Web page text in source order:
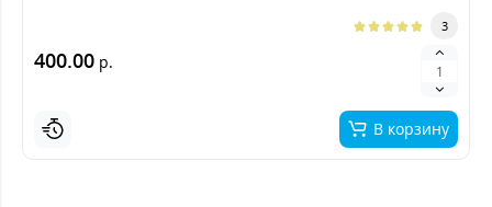
3
400.00 р.
В корзину